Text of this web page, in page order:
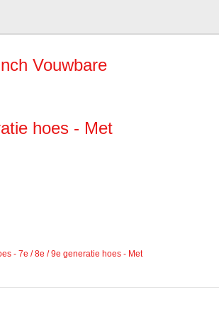
Vouwbare
hoes - Met
- 7e / 8e / 9e generatie hoes - Met